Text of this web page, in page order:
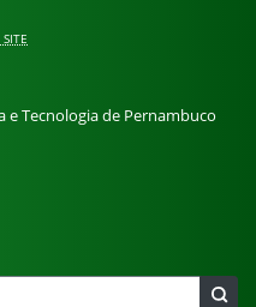
e Tecnologia de Pernambuco